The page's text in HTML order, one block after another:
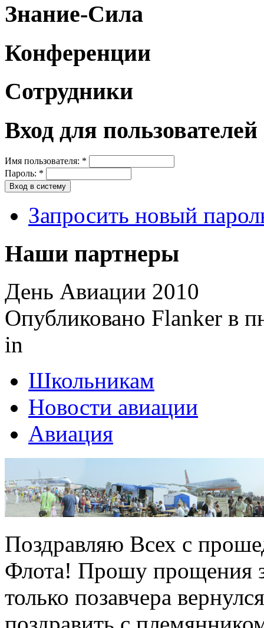
Знание-Сила
Конференции
Сотрудники
Вход для пользователей
Имя пользователя: *
Пароль: *
Запросить новый
Наши партнеры
День Авиации 2010
Опубликовано Flanker в
in
Школьникам
Новости авиации
Авиация
Поздравляю Всех с
Флота! Прошу прощения
только позавчера